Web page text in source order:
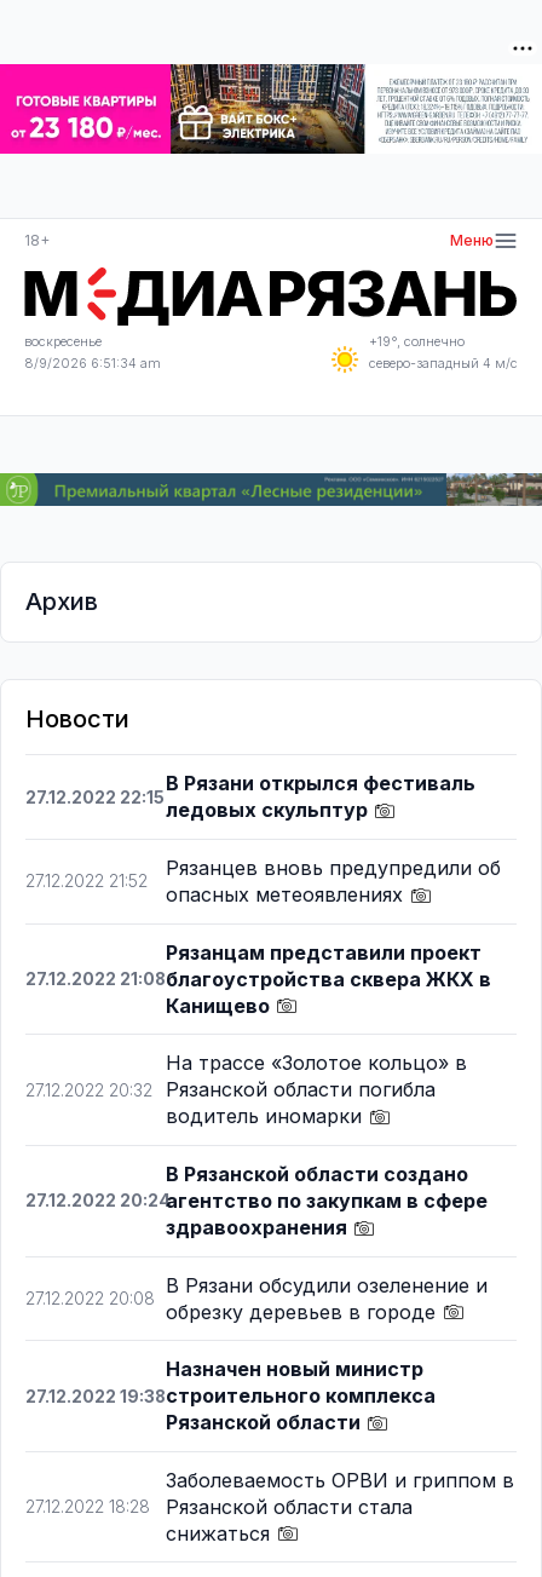
18+ Меню
воскресенье
8/9/2026 6:51:35 am
+19°, солнечно
северо-западный 4 м/с
Архив
Новости
27.12.2022 22:15
В Рязани открылся фестиваль
ледовых скульптур
27.12.2022 21:52
Рязанцев вновь предупредили об
опасных метеоявлениях
27.12.2022 21:08
Рязанцам представили проект
благоустройства сквера ЖКХ в
Канищево
27.12.2022 20:32
На трассе «Золотое кольцо» в
Рязанской области погибла
водитель иномарки
27.12.2022 20:24
В Рязанской области создано
агентство по закупкам в сфере
здравоохранения
27.12.2022 20:08
В Рязани обсудили озеленение и
обрезку деревьев в городе
27.12.2022 19:38
Назначен новый министр
строительного комплекса
Рязанской области
27.12.2022 18:28
Заболеваемость ОРВИ и гриппом в
Рязанской области стала
снижаться